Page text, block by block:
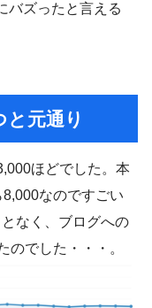
バズったと言える
元通り
ほどでした。本
なのですごい
なく、ブログへの
のでした・・・。